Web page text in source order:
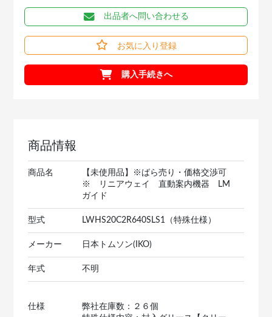
出品者へ問い合わせる
お気に入り登録
購入手続きへ
商品情報
商品名
【未使用品】※ばら売り・価格交渉可
※ リニアウェイ 直動案内機器 LM
ガイド
型式 LWHS20C2R640SLS1（特殊仕様）
メーカー 日本トムソン(IKO)
年式 不明
仕様
弊社在庫数：２６個